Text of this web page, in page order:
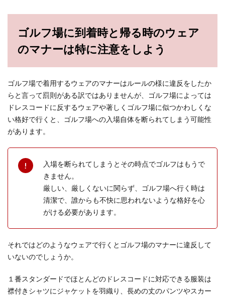
ゴルフ初心者女子がコースデビューま
ゴルフを始めたばかりの初心者女子の方は、でき
るだけ効率的に上達したい、そして、早くゴルフ
場でゴル...
ゴルフ場に到着時と帰る時のウェア
のマナーは特に注意をしよう
ゴルフ場で着用するウェアのマナーはルールの様に違反をしたか
らと言って罰則がある訳ではありませんが、ゴルフ場によっては
ドレスコードに反するウェアや著しくゴルフ場に似つかわしくな
い格好で行くと、ゴルフ場への入場自体を断られてしまう可能性
があります。
入場を断られてしまうとその時点でゴルフはもうで
きません。
厳しい、厳しくないに関らず、ゴルフ場へ行く時は
清潔で、誰からも不快に思われないような格好を心
がける必要があります。
それではどのようなウェアで行くとゴルフ場のマナーに違反して
いないのでしょうか。
１番スタンダードでほとんどのドレスコードに対応できる服装は
襟付きシャツにジャケットを羽織り、長めの丈のパンツやスカー